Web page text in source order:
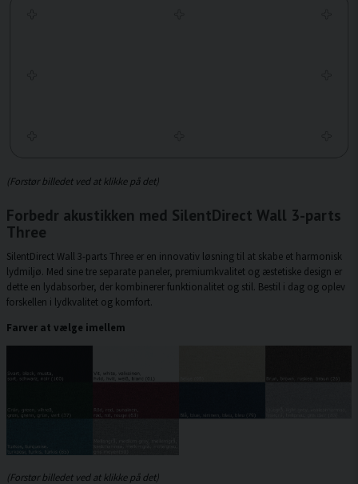
(Forstør billedet ved at klikke på det)
Forbedr akustikken med SilentDirect Wall 3-parts
Three
SilentDirect Wall 3-parts Three er en innovativ løsning til at skabe et harmonisk
lydmiljø. Med sine tre separate paneler, premiumkvalitet og æstetiske design er
dette en lydabsorber, der kombinerer funktionalitet og stil. Bestil i dag og oplev
forskellen i lydkvalitet og komfort.
Farver at vælge imellem
(Forstør billedet ved at klikke på det)